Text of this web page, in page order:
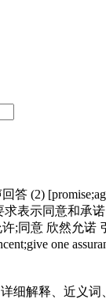
答 (2)
求表示同意和
许;同意 欣然允
one
细解释、近义词